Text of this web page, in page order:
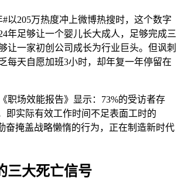
#以205万热度冲上微博热搜时，这个数字
足够让一个婴儿长大成人，足够完成三
让一家初创公司成长为行业巨头。但讽刺
每天自愿加班3小时，却年复一年停留在
职场效能报告》显示：73%的受访者存
即实际有效工作时间不足表面工时的
奋掩盖战略懒惰的行为，正在制造新时代
三大死亡信号